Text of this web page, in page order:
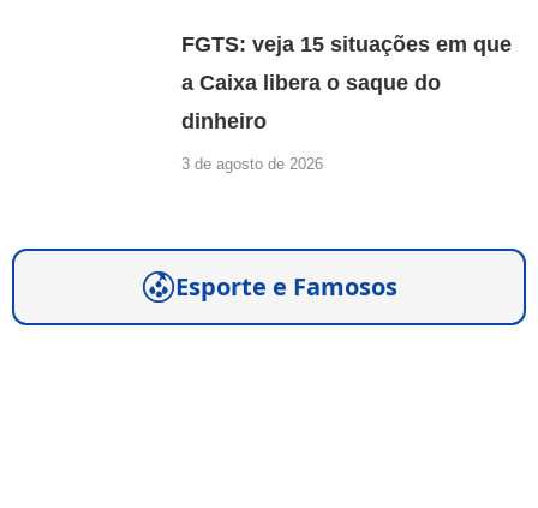
FGTS: veja 15 situações em que
a Caixa libera o saque do
dinheiro
3 de agosto de 2026
Esporte e Famosos